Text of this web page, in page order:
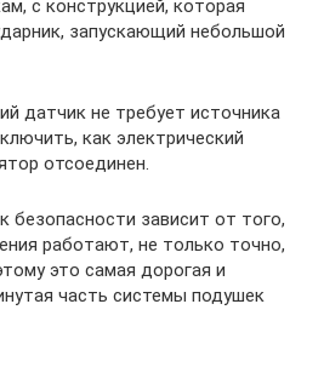
с конструкцией, которая
запускающий небольшой
датчик не требует источника
как электрический
отсоединен.
безопасности зависит от того,
работают, не только точно,
это самая дорогая и
часть системы подушек